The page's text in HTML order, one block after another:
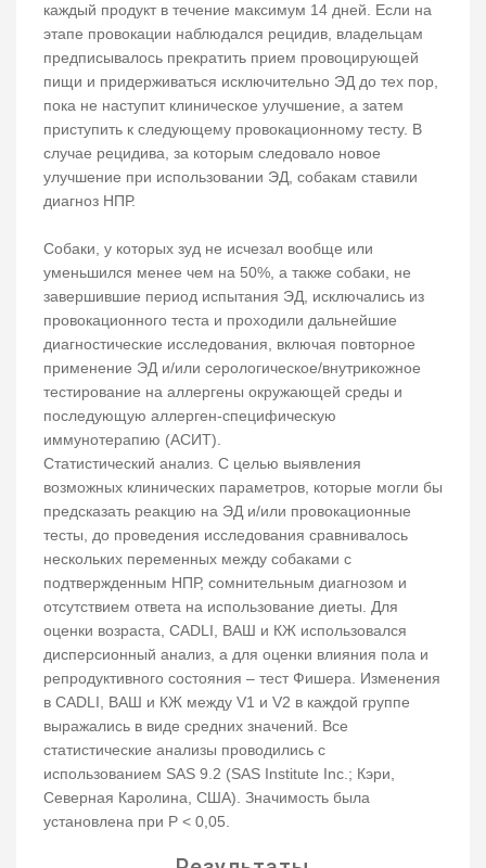
каждый продукт в течение максимум 14 дней. Если на
этапе провокации наблюдался рецидив, владельцам
предписывалось прекратить прием провоцирующей
пищи и придерживаться исключительно ЭД до тех пор,
пока не наступит клиническое улучшение, а затем
приступить к следующему провокационному тесту. В
случае рецидива, за которым следовало новое
улучшение при использовании ЭД, собакам ставили
диагноз НПР.
Собаки, у которых зуд не исчезал вообще или
уменьшился менее чем на 50%, а также собаки, не
завершившие период испытания ЭД, исключались из
провокационного теста и проходили дальнейшие
диагностические исследования, включая повторное
применение ЭД и/или серологическое/внутрикожное
тестирование на аллергены окружающей среды и
последующую аллерген-специфическую
иммунотерапию (АСИТ).
Статистический анализ. С целью выявления
возможных клинических параметров, которые могли бы
предсказать реакцию на ЭД и/или провокационные
тесты, до проведения исследования сравнивалось
нескольких переменных между собаками с
подтвержденным НПР, сомнительным диагнозом и
отсутствием ответа на использование диеты. Для
оценки возраста, CADLI, ВАШ и КЖ использовался
дисперсионный анализ, а для оценки влияния пола и
репродуктивного состояния – тест Фишера. Изменения
в CADLI, ВАШ и КЖ между V1 и V2 в каждой группе
выражались в виде средних значений. Все
статистические анализы проводились с
использованием SAS 9.2 (SAS Institute Inc.; Кэри,
Северная Каролина, США). Значимость была
установлена при P < 0,05.